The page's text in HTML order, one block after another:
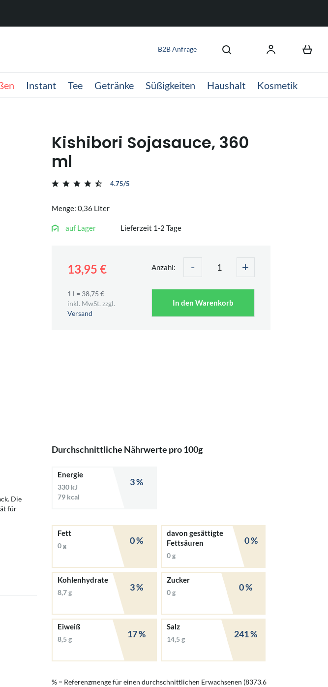
B2B Anfrage
Instant Tee Getränke Süßigkeiten Haushalt Kosmetik
Kishibori Sojasauce, 360
ml
4.75/5
Menge: 0,36 Liter
auf Lager Lieferzeit 1-2 Tage
13,95 € Anzahl: - +
1 l = 38,75 €
inkl. MwSt. zzgl.
Versand
In den Warenkorb
Die
für
Durchschnittliche Nährwerte pro 100g
Energie
330 kJ
79 kcal
3 %
Fett
0 g 0 %
davon gesättigte
Fettsäuren
0 g
0 %
Kohlenhydrate
8,7 g 3 %
Zucker
0 g 0 %
Eiweiß
8,5 g 17 %
Salz
14,5 g 241 %
% = Referenzmenge für einen durchschnittlichen Erwachsenen (8373.6